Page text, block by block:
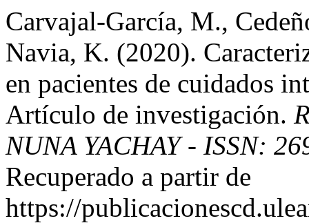
Carvajal-García, M.,
Navia, K. (2020).
en pacientes de cuidados
Artículo de investigación.
NUNA YACHAY - ISSN:
Recuperado a partir de
https://